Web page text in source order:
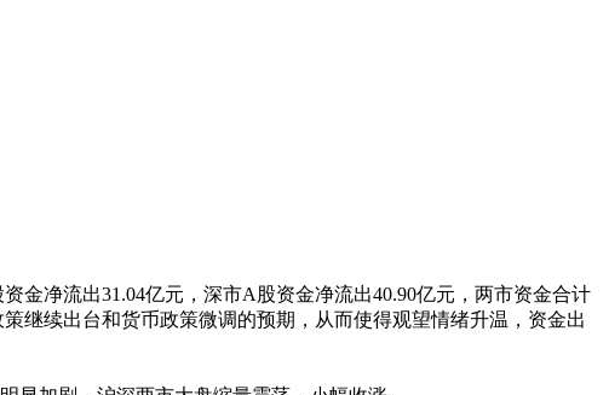
净流出31.04亿元，深市A股资金净流出40.90亿元，两市资金合计
继续出台和货币政策微调的预期，从而使得观望情绪升温，资金出